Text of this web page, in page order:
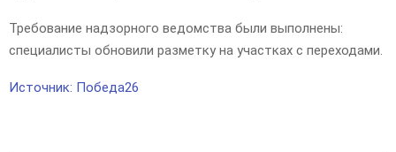
Требование надзорного ведомства были выполнены:
специалисты обновили разметку на участках с переходами.
Источник: Победа26